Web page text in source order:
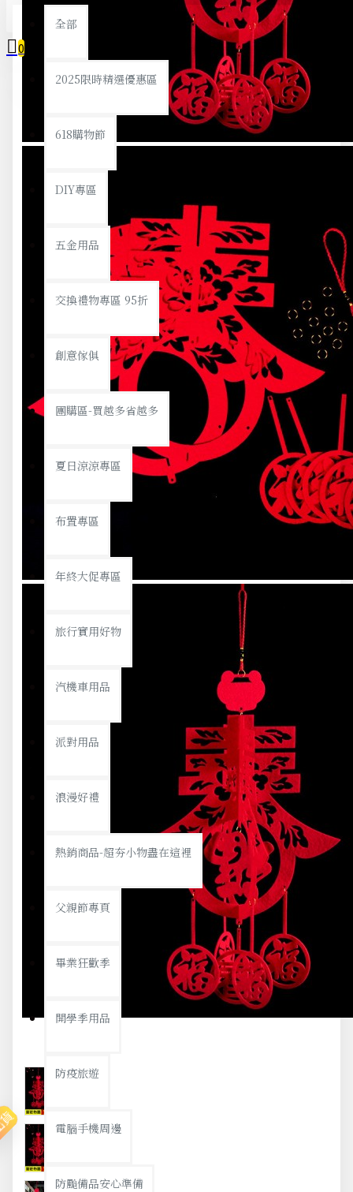
全部
2025限時精選優惠區
618購物節
DIY專區
五金用品
交換禮物專區 95折
創意傢俱
團購區-買越多省越多
夏日涼涼專區
布置專區
年終大促專區
旅行實用好物
汽機車用品
派對用品
浪漫好禮
熱銷商品-超夯小物盡在這裡
父親節專頁
畢業狂歡季
開學季用品
防疫旅遊
電腦手機周邊
防颱備品安心準備
0
您的購物車內沒有商品！